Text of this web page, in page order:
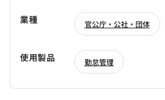
業種 官公庁・公社・団体
使用製品 勤怠管理